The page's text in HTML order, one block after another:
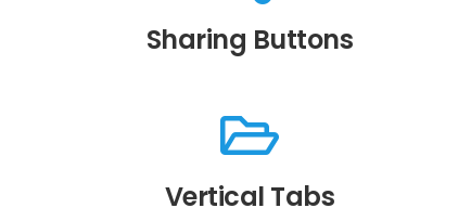
Sharing Buttons
Vertical Tabs